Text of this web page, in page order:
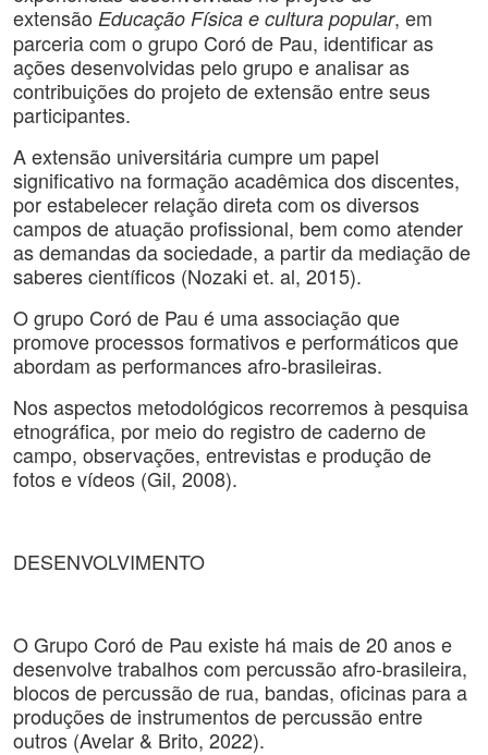
extensão Educação Física e cultura popular, em
parceria com o grupo Coró de Pau, identificar as
ações desenvolvidas pelo grupo e analisar as
contribuições do projeto de extensão entre seus
participantes.
A extensão universitária cumpre um papel
significativo na formação acadêmica dos discentes,
por estabelecer relação direta com os diversos
campos de atuação profissional, bem como atender
as demandas da sociedade, a partir da mediação de
saberes científicos (Nozaki et. al, 2015).
O grupo Coró de Pau é uma associação que
promove processos formativos e performáticos que
abordam as performances afro-brasileiras.
Nos aspectos metodológicos recorremos à pesquisa
etnográfica, por meio do registro de caderno de
campo, observações, entrevistas e produção de
fotos e vídeos (Gil, 2008).
DESENVOLVIMENTO
O Grupo Coró de Pau existe há mais de 20 anos e
desenvolve trabalhos com percussão afro-brasileira,
blocos de percussão de rua, bandas, oficinas para a
produções de instrumentos de percussão entre
outros (Avelar & Brito, 2022).